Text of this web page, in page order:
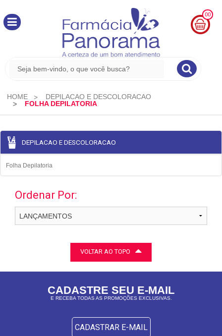
00
0,00
HOME
DEPILACAO E DESCOLORACAO
FOLHA DEPILATORIA
DEPILACAO E DESCOLORACAO
Folha Depilatoria
Ordenar Por:
VOLTAR AO TOPO
CADASTRE SEU E-MAIL
E RECEBA TODAS AS PROMOÇÕES EXCLUSIVAS.
CADASTRAR E-MAIL